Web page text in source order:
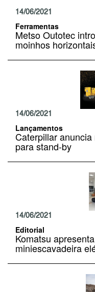
14/06/2021
Ferramentas
Metso Outotec
moinhos
14/06/2021
Lançamentos
Caterpillar
para stand-by
14/06/2021
Editorial
Komatsu
miniescavadeira